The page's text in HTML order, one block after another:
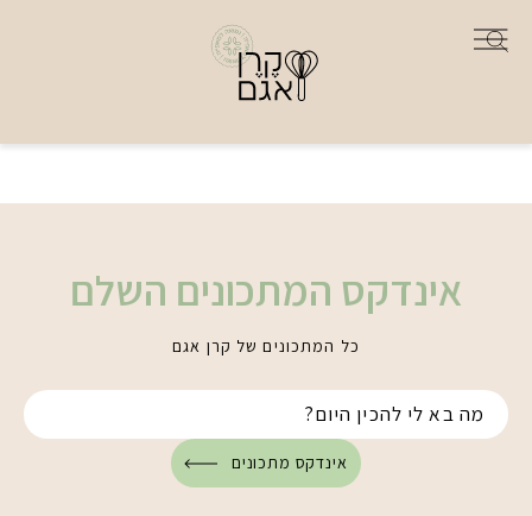
אינדקס המתכונים השלם
כל המתכונים של קרן אגם
אינדקס מתכונים